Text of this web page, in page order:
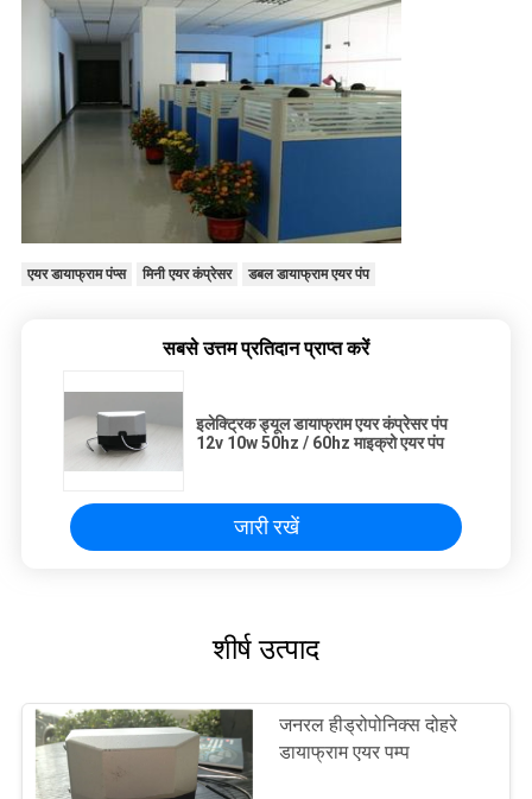
एयर डायाफ्राम पंप्स मिनी एयर कंप्रेसर डबल डायाफ्राम एयर पंप
सबसे उत्तम प्रतिदान प्राप्त करें
इलेक्ट्रिक ड्यूल डायाफ्राम एयर कंप्रेसर पंप
12v 10w 50hz / 60hz माइक्रो एयर पंप
जारी रखें
शीर्ष उत्पाद
जनरल हीड्रोपोनिक्स दोहरे
डायाफ्राम एयर पम्प